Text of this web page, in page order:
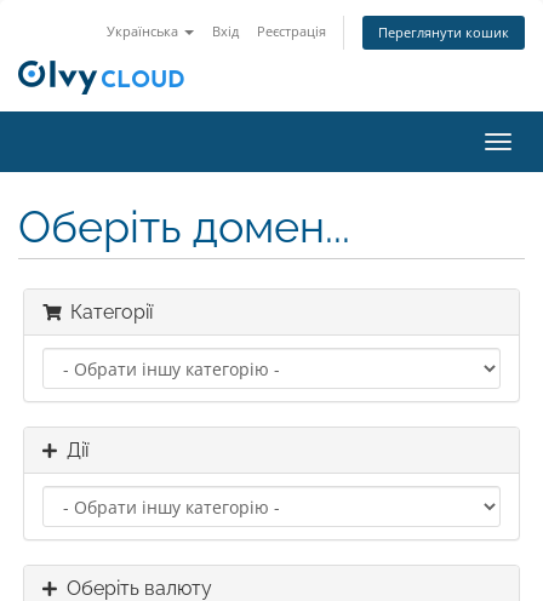
Українська Вхід Реєстрація Переглянути кошик
Оберіть домен...
Категорії
Дії
Оберіть валюту